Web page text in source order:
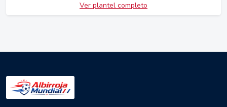
Ver plantel completo